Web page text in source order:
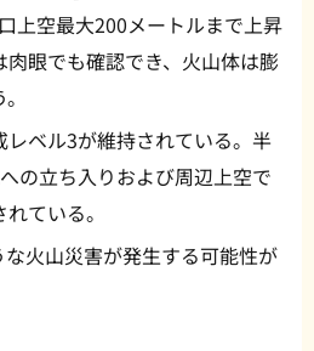
上空最大200メートルまで上昇
眼でも確認でき、火山体は膨
ベル3が維持されている。半
の立ち入りおよび周辺上空で
ている。
火山災害が発生する可能性が